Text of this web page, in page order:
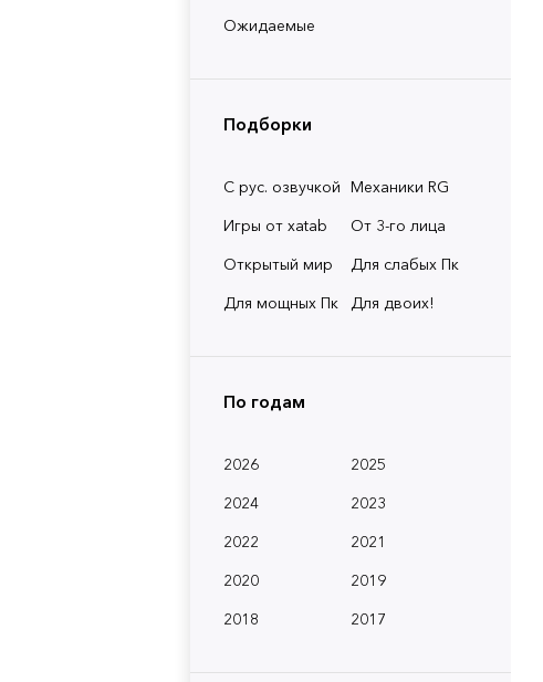
Ожидаемые
Подборки
С рус. озвучкой Механики RG
Игры от xatab
От 3-го лица
Открытый мир
Для слабых Пк
Для мощных Пк
Для двоих!
По годам
2026
2025
2024
2023
2022
2021
2020
2019
2018
2017